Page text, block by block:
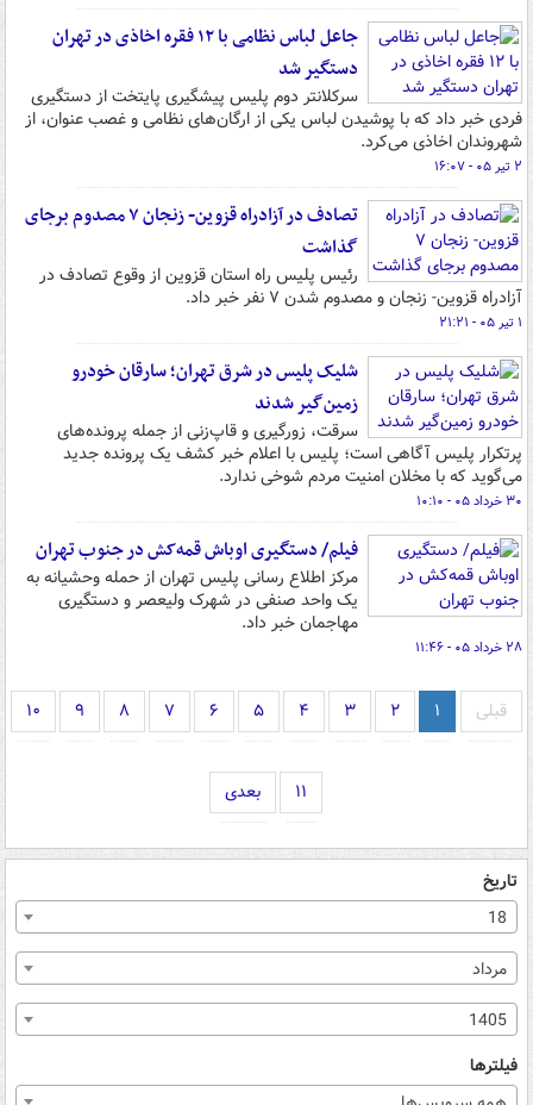
جاعل لباس نظامی با ۱۲ فقره اخاذی در تهران
دستگیر شد
سرکلانتر دوم پلیس پیشگیری پایتخت از دستگیری
فردی خبر داد که با پوشیدن لباس یکی از ارگان‌های نظامی و غصب عنوان، از
شهروندان اخاذی می‌کرد.
۲ تیر ۰۵ - ۱۶:۰۷
تصادف در آزادراه قزوین- زنجان ۷ مصدوم برجای
گذاشت
رئیس پلیس راه استان قزوین از وقوع تصادف در
آزادراه قزوین- زنجان و مصدوم شدن ۷ نفر خبر داد.
۱ تیر ۰۵ - ۲۱:۲۱
شلیک پلیس در شرق تهران؛ سارقان خودرو
زمین‌گیر شدند
سرقت، زورگیری و قاپ‌زنی از جمله پرونده‌های
پرتکرار پلیس آگاهی است؛ پلیس با اعلام خبر کشف یک پرونده جدید
می‌گوید که با مخلان امنیت مردم شوخی ندارد.
۳۰ خرداد ۰۵ - ۱۰:۱۰
فیلم/ دستگیری اوباش قمه‌کش در جنوب تهران
مرکز اطلاع رسانی پلیس تهران از حمله وحشیانه به
یک واحد صنفی در شهرک ولیعصر و دستگیری
مهاجمان خبر داد.
۲۸ خرداد ۰۵ - ۱۱:۴۶
قبلی ۱ ۲ ۳ ۴ ۵ ۶ ۷ ۸ ۹ ۱۰
۱۱ بعدی
تاریخ
18
مرداد
1405
فیلترها